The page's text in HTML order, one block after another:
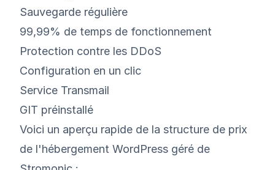
Sauvegarde régulière
99,99% de temps de fonctionnement
Protection contre les DDoS
Configuration en un clic
Service Transmail
GIT préinstallé
Voici un aperçu rapide de la structure de prix
de l'hébergement WordPress géré de